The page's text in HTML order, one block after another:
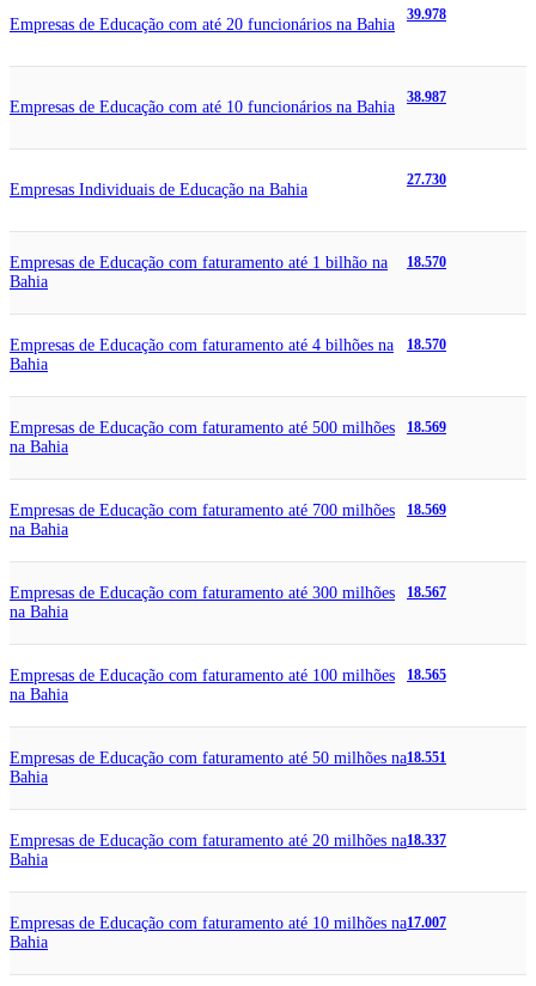
Empresas de Educação com até 20 funcionários na Bahia
39.978
Empresas de Educação com até 10 funcionários na Bahia
38.987
Empresas Individuais de Educação na Bahia
27.730
Empresas de Educação com faturamento até 1 bilhão na
Bahia
18.570
Empresas de Educação com faturamento até 4 bilhões na
Bahia
18.570
Empresas de Educação com faturamento até 500 milhões
na Bahia
18.569
Empresas de Educação com faturamento até 700 milhões
na Bahia
18.569
Empresas de Educação com faturamento até 300 milhões
na Bahia
18.567
Empresas de Educação com faturamento até 100 milhões
na Bahia
18.565
Empresas de Educação com faturamento até 50 milhões na
Bahia
18.551
Empresas de Educação com faturamento até 20 milhões na
Bahia
18.337
Empresas de Educação com faturamento até 10 milhões na
Bahia
17.007